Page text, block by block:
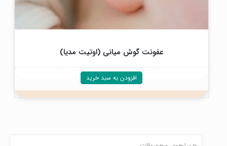
عفونت گوش میانی (اوتیت مدیا)
افزودن به سبد خرید